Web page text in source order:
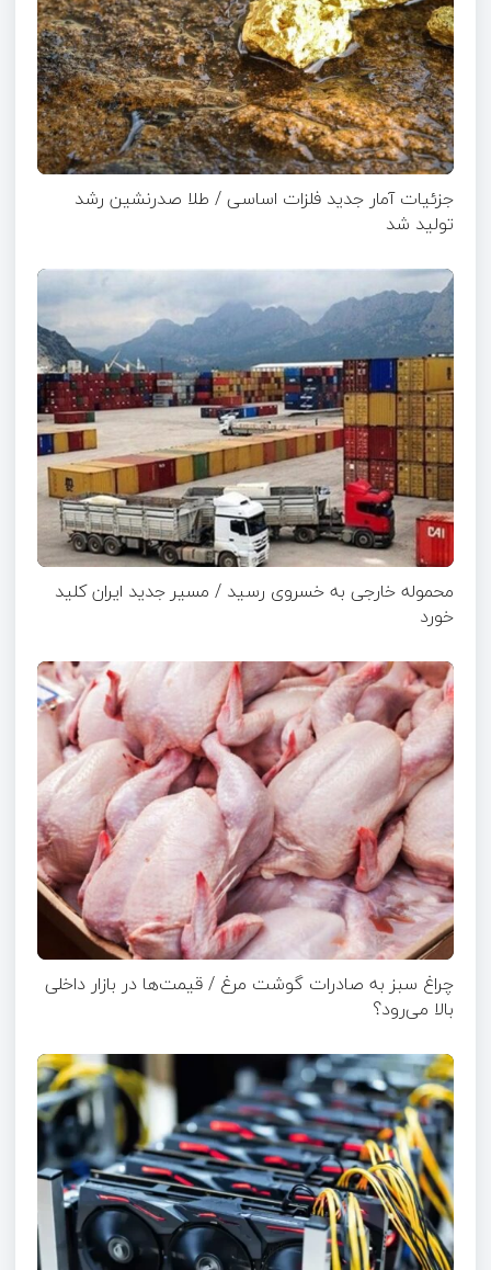
جزئیات آمار جدید فلزات اساسی / طلا صدرنشین رشد
تولید شد
محموله خارجی به خسروی رسید / مسیر جدید ایران کلید
خورد
چراغ سبز به صادرات گوشت مرغ / قیمت‌ها در بازار داخلی
بالا می‌رود؟